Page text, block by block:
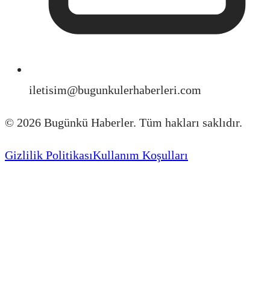
iletisim@bugunkulerhaberleri.com
© 2026 Bugünkü Haberler. Tüm hakları saklıdır.
Gizlilik PolitikasıKullanım Koşulları